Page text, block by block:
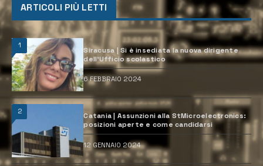
ARTICOLI PIÙ LETTI
1
Siracusa | Si è insediata la nuova dirigente
dell’Ufficio scolastico
6 FEBBRAIO 2024
2
Catania | Assunzioni alla StMicroelectronics:
posizioni aperte e come candidarsi
12 GENNAIO 2024